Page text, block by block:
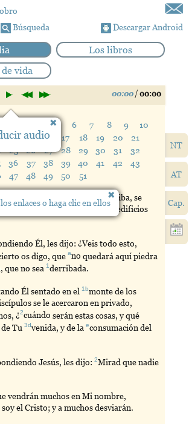
Búsqueda
Descargar Android
Los libros
vida
NT
AT
Cap.
00:00 / 00:00
5 6 7 8 9
10
14 15 16 17 18 19 20
21
25 26 27 28 29 30 31
32
36 37 38 39 40 41 42
43
47 48 49 50 51
Jesús salió temploy se iba, se
discípulos para mostrarle los edificios
Él, les dijo: ¿Veis todo esto,
os digo, queano quedará aquí piedra
que no sea1derribada.
Él sentado en el1bmontede los
se le acercaron en privado,
¿2cuándo serán estas cosas, y qué
de Tu3dvenida, y de laeconsumacióndel
Jesús, les dijo:2Mirad que nadie
vendrán muchos en Mi nombre,
el Cristo; y a muchos desviarán.
audio
enlaces o haga clic en ellos